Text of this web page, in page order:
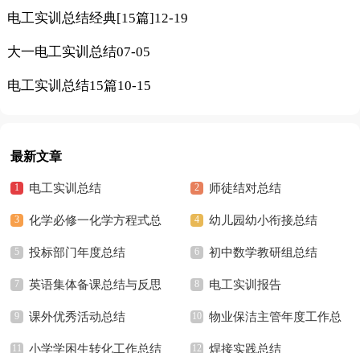
电工实训总结经典[15篇] 12-19
大一电工实训总结07-05
电工实训总结15篇10-15
最新文章
电工实训总结 师徒结对总结
化学必修一化学方程式总
结
幼儿园幼小衔接总结
投标部门年度总结 初中数学教研组总结
英语集体备课总结与反思 电工实训报告
课外优秀活动总结 物业保洁主管年度工作总
结
小学学困生转化工作总结 焊接实践总结